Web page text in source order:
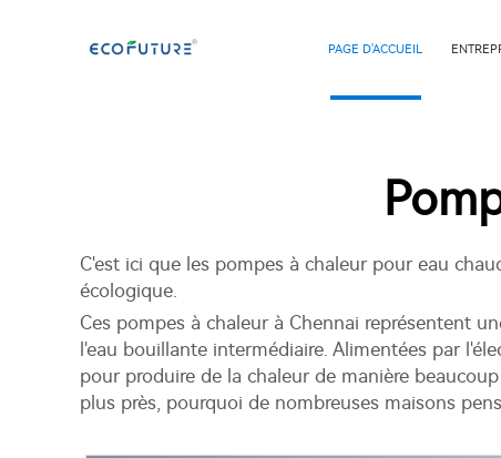
PAGE D'ACCUEIL
C'est ici que les pompes à chaleur pour eau
écologique.
Ces pompes à chaleur à Chennai représentent
l'eau bouillante intermédiaire. Alimentées par
pour produire de la chaleur de manière
plus près, pourquoi de nombreuses maisons